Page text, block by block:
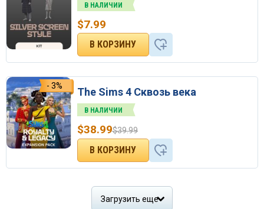
В НАЛИЧИИ
$7.99
- 3% The Sims 4 Сквозь века
В НАЛИЧИИ
$39.99
$38.99
Загрузить еще